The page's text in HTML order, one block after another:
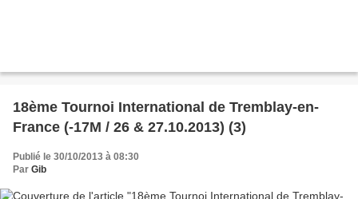
18ème Tournoi International de Tremblay-en-
France (-17M / 26 & 27.10.2013) (3)
Publié le 30/10/2013 à 08:30
Par Gib